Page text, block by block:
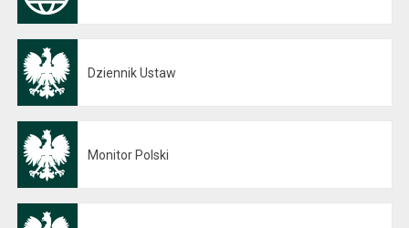
Dziennik Ustaw
Monitor Polski